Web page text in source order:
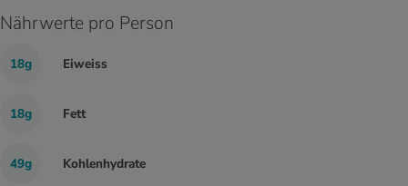
Nährwerte pro Person
18g Eiweiss
18g Fett
49g Kohlenhydrate